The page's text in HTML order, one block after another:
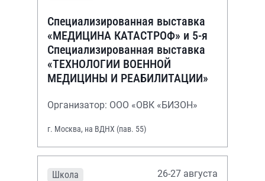
Специализированная выставка
«МЕДИЦИНА КАТАСТРОФ» и 5-я
Специализированная выставка
«ТЕХНОЛОГИИ ВОЕННОЙ
МЕДИЦИНЫ И РЕАБИЛИТАЦИИ»
Организатор: ООО «ОВК «БИЗОН»
г. Москва, на ВДНХ (пав. 55)
Школа 26-27 августа